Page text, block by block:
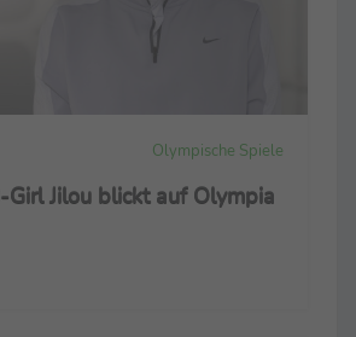
Olympische Spiele
Girl Jilou blickt auf Olympia